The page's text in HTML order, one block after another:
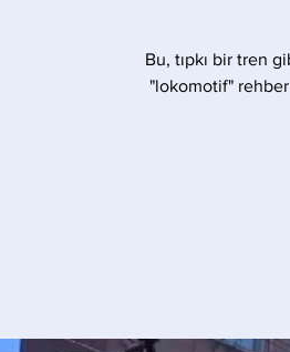
Bu, tıpkı bir tren
"lokomotif"